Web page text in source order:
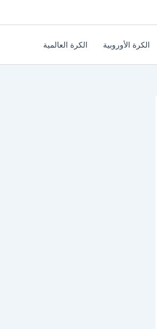
الكرة الأوروبية الكرة العالمية